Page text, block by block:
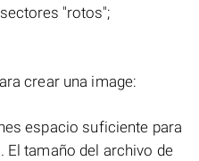
"rotos";
crear una image:
espacio suficiente para
El tamaño del archivo de